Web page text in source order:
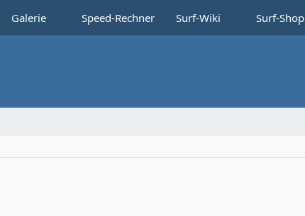
Galerie Speed-Rechner Surf-Wiki Surf-Shop